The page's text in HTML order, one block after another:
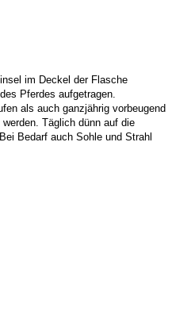
im Deckel der Flasche
Pferdes aufgetragen.
als auch ganzjährig vorbeugend
Täglich dünn auf die
Bedarf auch Sohle und Strahl